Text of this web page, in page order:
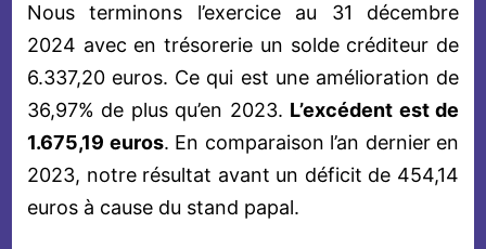
Nous terminons l’exercice au 31 décembre
2024 avec en trésorerie un solde créditeur de
6.337,20 euros. Ce qui est une amélioration de
36,97% de plus qu’en 2023. L’excédent est de
1.675,19 euros. En comparaison l’an dernier en
2023, notre résultat avant un déficit de 454,14
euros à cause du stand papal.